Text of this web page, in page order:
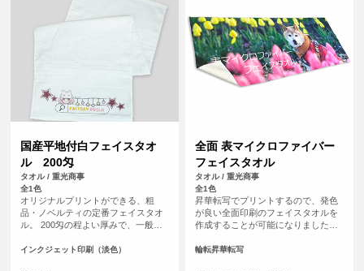
国産平地付白フェイスタオ
ル 200匁
タオル / 重光商事
全1色
オリジナルプリントができる、粗
品・ノベルティの定番フェイスタオ
ル。 200匁の程よい厚みで、一般的
して最も広く使われている「標準的
インクジェット印刷（淡色）
全面 表マイクロファイバー
フェイスタオル
タオル / 重光商事
全1色
昇華転写でプリントするので、発色
が良い全面印刷のフェイスタオルを
作成することが可能になりました！
ル生地、裏面は吸水性のあるコット
輪転昇華転写